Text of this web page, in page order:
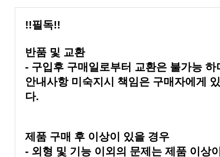
!!필독!!
반품 및 교환
다.
제품 구매 후 이상이 있을 경우